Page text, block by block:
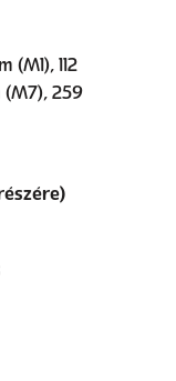
(M1), 112
(M7), 259